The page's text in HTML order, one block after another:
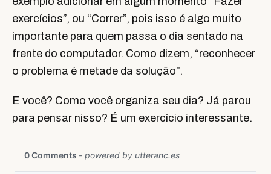
exercícios”, ou “Correr”, pois isso é algo muito
importante para quem passa o dia sentado na
frente do computador. Como dizem, “reconhecer
o problema é metade da solução”.
E você? Como você organiza seu dia? Já parou
para pensar nisso? É um exercício interessante.